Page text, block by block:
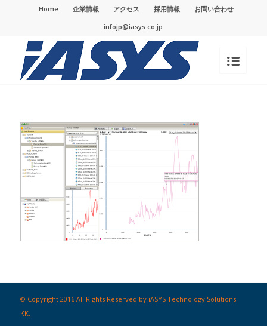
Home 企業情報 アクセス 採用情報
お問い合わせ
infojp@iasys.co.jp
© Copyright 2016 All Rights Reserved by iASYS Technology Solutions
KK.